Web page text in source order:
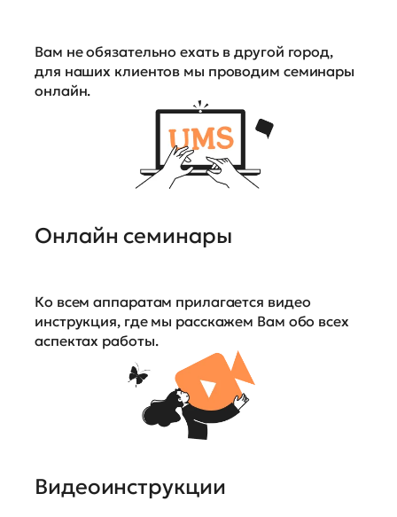
Вам не обязательно ехать в другой город,
для наших клиентов мы проводим семинары
онлайн.
Онлайн семинары
Ко всем аппаратам прилагается видео
инструкция, где мы расскажем Вам обо всех
аспектах работы.
Видеоинструкции